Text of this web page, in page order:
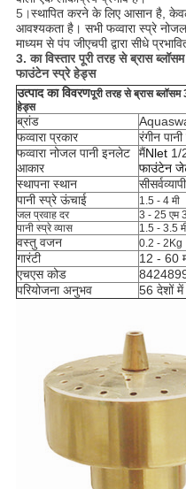
5।स्थापित करने के लिए आसान है,
आवश्यकता है। सभी फव्वारा स्प्रे
माध्यम से पंप जीएचपी द्वारा सीधे
3. का विस्तार पूरी तरह से ब्रास
फाउंटेन स्प्रे हेड्स
उत्पाद का विवरणपूरी तरह से ब्रास
हेड्स
ब्रांड
फव्वारा प्रकार
रंगीन
फव्वारा नोजल पानी इनलेट
आकार
मैंNlet 1/
फाउंटेन
स्थापना स्थान
सी
पानी स्प्रे ऊंचाई
1.5 - 4 मी
जल प्रवाह दर
3 - 25 एम
पानी स्प्रे व्यास
1.5 - 3.5
वस्तु वजन 0.2 - 2Kg
गारंटी
12 - 60
एचएस कोड
परियोजना अनुभव
56 देशों में